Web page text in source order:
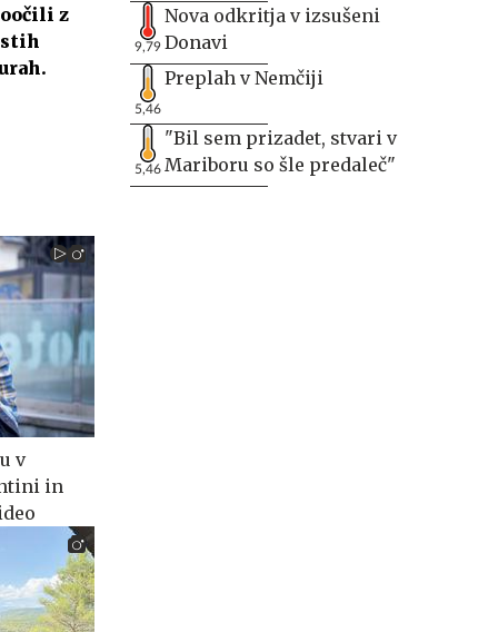
z
v
in
9,79
Nova odkritja v izsušeni
Donavi
5,46
Preplah v Nemčiji
5,46
"Bil sem prizadet, stvari v
Mariboru so šle predaleč"